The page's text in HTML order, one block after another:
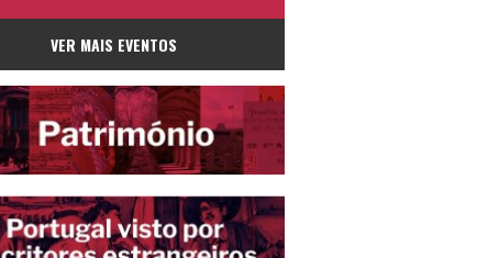
VER MAIS EVENTOS